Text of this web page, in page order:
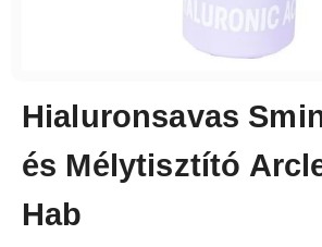
Hialuronsavas
és Mélytisztító
Hab